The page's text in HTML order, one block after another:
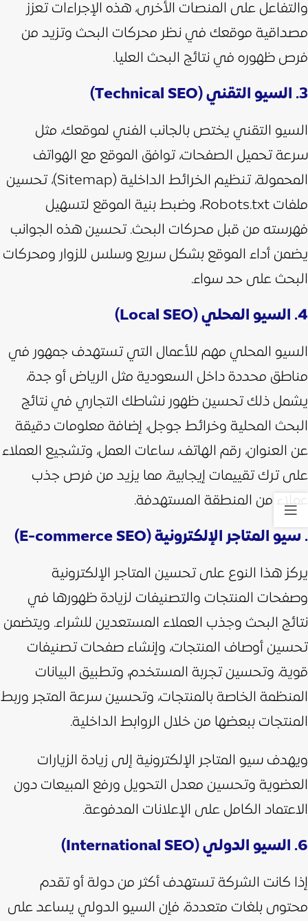
والتفاعل على المنصات الأخرى، هذه الإجراءات تعزز
مصداقية موقعك في نظر محركات البحث وتزيد من
فرص ظهوره في نتائج البحث العليا.
3. السيو التقني (Technical SEO)
السيو التقني يختص بالجانب الفني لموقعك، مثل
سرعة تحميل الصفحات، توافق الموقع مع الهواتف
المحمولة، تنظيم الخرائط الداخلية (Sitemap)، تحسين
ملفات Robots.txt، وضبط بنية الموقع لتسهيل
فهرسته من قبل محركات البحث. تحسين هذه الجوانب
يضمن أداء الموقع بشكل سريع وسلس للزوار ومحركات
البحث على حد سواء.
4. السيو المحلي (Local SEO)
السيو المحلي مهم للأعمال التي تستهدف جمهور في
مناطق محددة داخل السعودية مثل الرياض أو جدة،
يشمل ذلك تحسين ظهور نشاطك التجاري في نتائج
البحث المحلية وخرائط جوجل، إضافة معلومات دقيقة
عن العنوان، رقم الهاتف، ساعات العمل، وتشجيع العملاء
على ترك تقييمات إيجابية، مما يزيد من فرص جذب
عملاء من المنطقة المستهدفة.
. سيو المتاجر الإلكترونية (E-commerce SEO)
يركز هذا النوع على تحسين المتاجر الإلكترونية
وصفحات المنتجات والتصنيفات لزيادة ظهورها في
نتائج البحث وجذب العملاء المستعدين للشراء. ويتضمن
تحسين أوصاف المنتجات، وإنشاء صفحات تصنيفات
قوية، وتحسين تجربة المستخدم، وتطبيق البيانات
المنظمة الخاصة بالمنتجات، وتحسين سرعة المتجر وربط
المنتجات ببعضها من خلال الروابط الداخلية.
ويهدف سيو المتاجر الإلكترونية إلى زيادة الزيارات
العضوية وتحسين معدل التحويل ورفع المبيعات دون
الاعتماد الكامل على الإعلانات المدفوعة.
6. السيو الدولي (International SEO)
إذا كانت الشركة تستهدف أكثر من دولة أو تقدم
محتوى بلغات متعددة، فإن السيو الدولي يساعد على